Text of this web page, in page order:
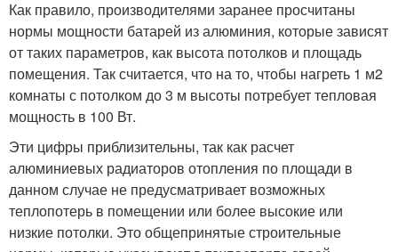
Как правило, производителями заранее просчитаны
нормы мощности батарей из алюминия, которые зависят
от таких параметров, как высота потолков и площадь
помещения. Так считается, что на то, чтобы нагреть 1 м2
комнаты с потолком до 3 м высоты потребует тепловая
мощность в 100 Вт.
Эти цифры приблизительны, так как расчет
алюминиевых радиаторов отопления по площади в
данном случае не предусматривает возможных
теплопотерь в помещении или более высокие или
низкие потолки. Это общепринятые строительные